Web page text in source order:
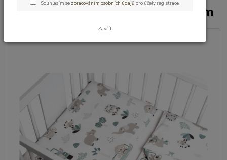
povlečení - 135x100cm/40x60cm
Souhlasím se zpracováním osobních údajů pro účely registrace.
Zavřít